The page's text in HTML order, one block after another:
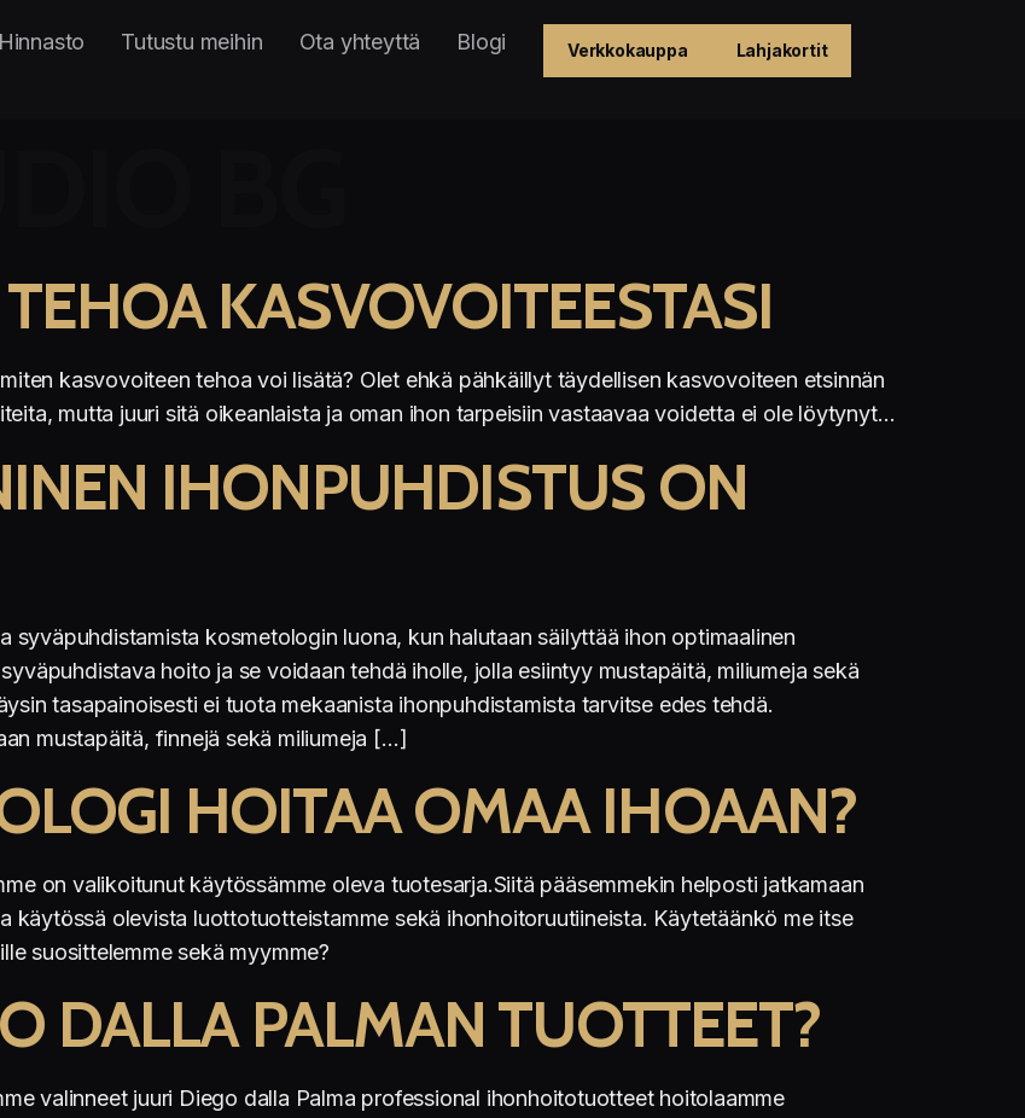
Hinnasto Tutustu meihin Ota yhteyttä Blogi Verkkokauppa Lahjakortit
KASVOVOITEESTASI
kasvovoiteen tehoa voi lisätä? Olet ehkä pähkäillyt täydellisen kasvovoiteen etsinnän
mutta juuri sitä oikeanlaista ja oman ihon tarpeisiin vastaavaa voidetta ei ole löytynyt…
IHONPUHDISTUS ON
syväpuhdistamista kosmetologin luona, kun halutaan säilyttää ihon optimaalinen
hoito ja se voidaan tehdä iholle, jolla esiintyy mustapäitä, miliumeja sekä
tasapainoisesti ei tuota mekaanista ihonpuhdistamista tarvitse edes tehdä.
mustapäitä, finnejä sekä miliumeja […]
HOITAA OMAA IHOAAN?
on valikoitunut käytössämme oleva tuotesarja.Siitä pääsemmekin helposti jatkamaan
käytössä olevista luottotuotteistamme sekä ihonhoitoruutiineista. Käytetäänkö me itse
suosittelemme sekä myymme?
DALLA PALMAN TUOTTEET?
valinneet juuri Diego dalla Palma professional ihonhoitotuotteet hoitolaamme